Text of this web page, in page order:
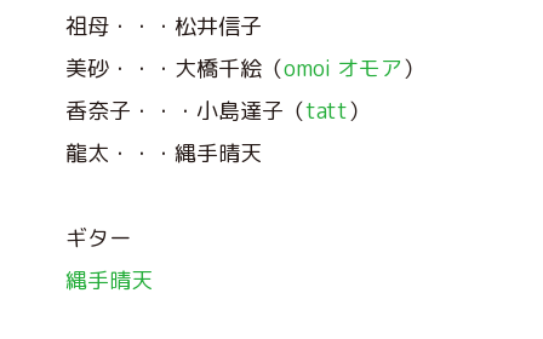
祖母・・・松井信子
美砂・・・大橋千絵（omoi オモア）
香奈子・・・小島達子（tatt）
龍太・・・縄手晴天
ギター
縄手晴天